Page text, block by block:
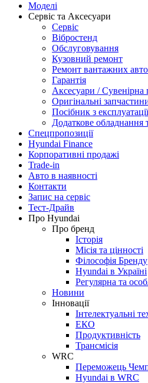
Моделі
Сервіс та Аксесуари
Сервіс
Вібростенд
Обслуговування
Кузовний ремонт
Ремонт вантажних
Гарантія
Аксесуари / Сувенірна
Оригінальні
Посібник з експлуатації
Додаткове обладнання
Спецпропозиції
Hyundai Finance
Корпоративні продажі
Trade-in
Авто в наявності
Контакти
Запис на сервіс
Тест-Драйв
Про Hyundai
Про бренд
Історія
Місія та цінності
Філософія Бренду
Hyundai в Україні
Регулярна та
Новини
Інновації
Інтелектуальні
ЕКО
Продуктивність
Трансмісія
WRC
Переможець
Hyundai в WRC